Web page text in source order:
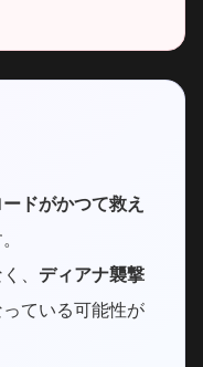
ドがかつて救え
、 ディアナ襲撃
っている可能性が